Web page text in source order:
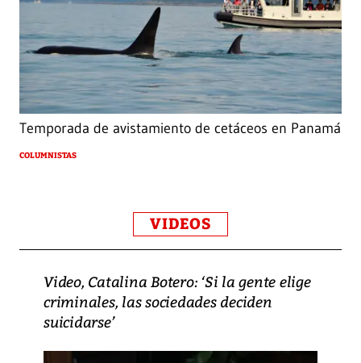
Temporada de avistamiento de cetáceos en Panamá
COLUMNISTAS
VIDEOS
Video, Catalina Botero: ‘Si la gente elige
criminales, las sociedades deciden
suicidarse’